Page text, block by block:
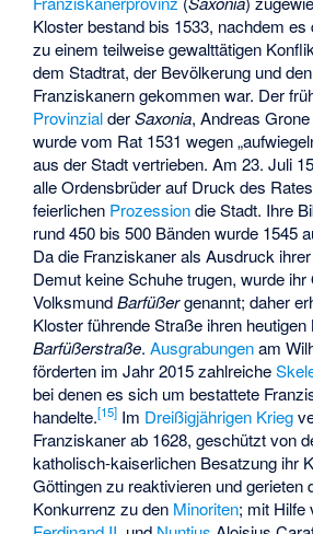
Kloster bestand bis 1533, nachdem es
zu einem teilweise gewalttätigen
dem Stadtrat, der Bevölkerung und den
Franziskanern gekommen war. Der
ProvinzialderSaxonia, Andreas
wurde vom Rat 1531 wegen
aus der Stadt vertrieben. Am 23. Juli
alle Ordensbrüder auf Druck des
feierlichen Prozessiondie Stadt. Ihre
rund 450 bis 500 Bänden wurde 1545
Da die Franziskaner als Ausdruck
Demut keine Schuhe trugen, wurde ihr
VolksmundBarfüßergenannt; daher
Kloster führende Straße ihren heutigen
Barfüßerstraße.Ausgrabungenam
förderten im Jahr 2015 zahlreiche
bei denen es sich um bestattete
handelte.[15] Im Dreißigjährigen Krieg
Franziskaner ab 1628, geschützt von
katholisch-kaiserlichen Besatzung ihr
Göttingen zu reaktivieren und gerieten
Konkurrenz zu den Minoriten; mit Hilfe